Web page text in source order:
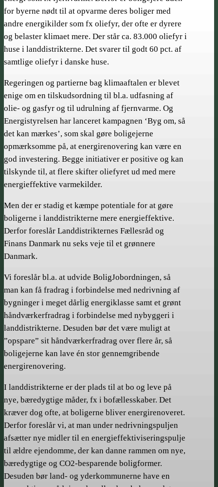
for byerne nødt til at opvarme deres boliger med
andre energikilder som fx oliefyr, der ofte er dyrere
og belaster klimaet mere. Der står ca. 83.000 oliefyr i
huse i landdistrikterne. Det svarer til godt 60 pct. af
samtlige oliefyr i danske huse.
Regeringen og partierne bag klimaaftalen er blevet
enige om en tilskudsordning til bl.a. udfasning af
olie- og gasfyr og til udrulning af fjernvarme. Og
Energistyrelsen har lanceret kampagnen ‘Byg om, så
det kan mærkes’, som skal gøre boligejerne
opmærksomme på, at energirenovering kan være en
god investering. Begge initiativer er positive og kan
tilskynde til, at flere skifter oliefyret ud med mere
energieffektive varmekilder.
Men der er stadig et kæmpe potentiale for at gøre
boligerne i landdistrikterne mere energieffektive.
Derfor foreslår Landdistrikternes Fællesråd og
Finans Danmark nu seks veje til et grønnere
Danmark.
Vi foreslår bl.a. at udvide BoligJobordningen, så
man kan få fradrag i forbindelse med nedrivning af
bygninger i meget dårlig energiklasse samt et grønt
håndværkerfradrag i forbindelse med nybyggeri i
landdistrikterne. Desuden bør det være muligt at
”opspare” sit håndværkerfradrag over flere år, så
boligejerne kan lave én stor gennemgribende
energirenovering.
I landdistrikterne er der plads til at bo og leve på
nye, bæredygtige måder, fx i bofællesskaber. Det
kræver dog ofte, at boligerne bliver energirenoveret.
Derfor foreslår vi, at man under nedrivningspuljen
afsætter nye midler til en energieffektiviseringspulje
til ældre ejendomme, der kan danne rammen om nye,
bæredygtige og CO2-besparende boligformer.
Desuden bør land- og yderkommunerne have en